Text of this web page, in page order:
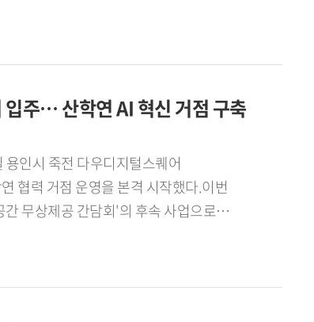
인재 양성에 힘쓰고 있다. 이번
플러스본부는 이번 성과를 바탕으로
표하고 있다]
로 이어지는 지속 가능한 산학협력
수요를 연계해 지역 혁신 생태계를
장, 몬드주식회사 유윤지 대표, ㈜
관 및 기업 관계자들이 참석해 협력
커사업단과 협약기업은 용인시 지역
계를 구축하기 위해 다양한 공동사업을
기술실증) 과제 공동 수행 ▲기술 및
은 "앵커사업은 대학과 지역이 긴밀히
주… 산학연 AI 혁신 거점 구축
인시 죽전 다우디지털스퀘어
협력 거점 운영을 본격 시작했다.이번
무상제공 간담회'의 후속 사업으로
.[사진. 다우디지털스퀘어 AI육성센터에
구기관 간 협의체와 컨소시엄 구성을